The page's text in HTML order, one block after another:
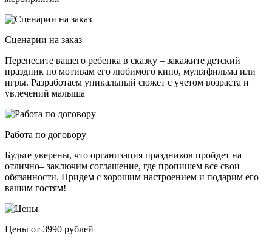
Сценарии на заказ
Перенесите вашего ребенка в сказку – закажите детский
праздник по мотивам его любимого кино, мультфильма или
игры. Разработаем уникальный сюжет с учетом возраста и
увлечений малыша
Работа по договору
Будьте уверены, что организация праздников пройдет на
отлично– заключим соглашение, где пропишем все свои
обязанности. Придем с хорошим настроением и подарим его
вашим гостям!
Цены от 3990 рублей